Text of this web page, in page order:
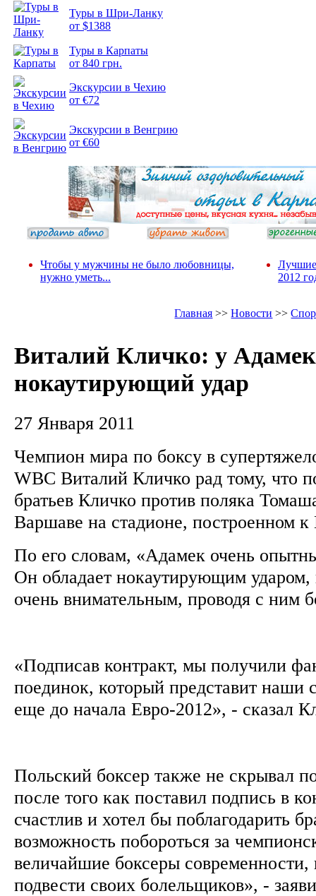
Туры в Шри-Ланку
от $1388
Туры в Карпаты
от 840 грн.
Экскурсии в Чехию
от €72
Экскурсии в Венгрию
от €60
Чтобы у мужчины не было любовницы,
нужно уметь...
Лучшие
2012
Главная >>Новости >>
Виталий Кличко: у
нокаутирующий удар
27 Января 2011
Чемпион мира по боксу в
WBC Виталий Кличко рад тому, что
братьев Кличко против поляка
Варшаве на стадионе, построенном
По его словам, «Адамек очень
Он обладает нокаутирующим
очень внимательным, проводя с ним
«Подписав контракт, мы получили
поединок, который представит наши
еще до начала Евро-2012», - сказал
Польский боксер также не скрывал
после того как поставил подпись в
счастлив и хотел бы поблагодарить
возможность побороться за
величайшие боксеры современности,
подвести своих болельщиков», -